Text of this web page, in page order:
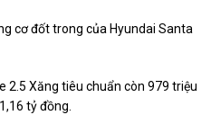
cơ đốt trong của Hyundai Santa
2.5 Xăng tiêu chuẩn còn 979 triệu
tỷ đồng.